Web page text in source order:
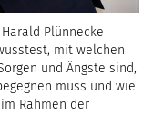
Plünnecke
mit welchen
und Ängste sind,
muss und wie
Rahmen der